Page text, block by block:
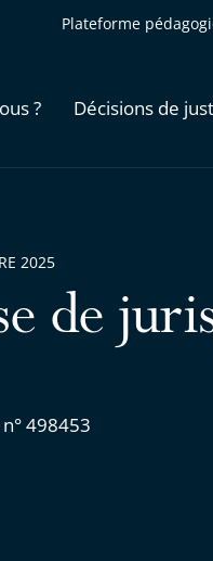
Plateforme
? Décisions de
de
498453
2025